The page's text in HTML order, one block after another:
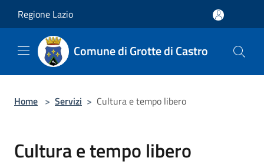
Regione Lazio
Comune di Grotte di Castro
Home > Servizi > Cultura e tempo libero
Cultura e tempo libero